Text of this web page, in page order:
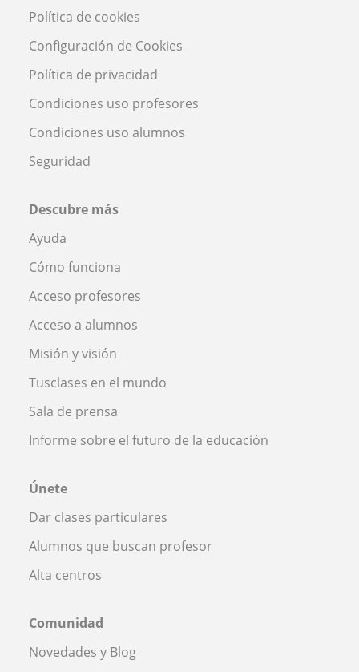
Política de cookies
Configuración de Cookies
Política de privacidad
Condiciones uso profesores
Condiciones uso alumnos
Seguridad
Descubre más
Ayuda
Cómo funciona
Acceso profesores
Acceso a alumnos
Misión y visión
Tusclases en el mundo
Sala de prensa
Informe sobre el futuro de la educación
Únete
Dar clases particulares
Alumnos que buscan profesor
Alta centros
Comunidad
Novedades y Blog